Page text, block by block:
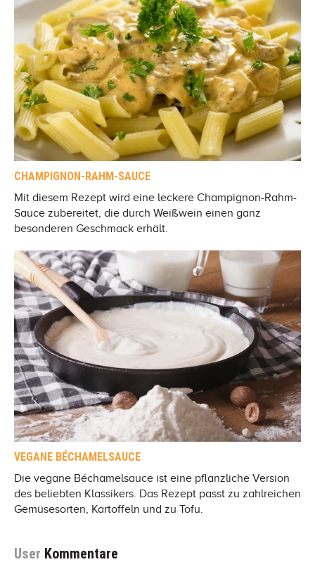
CHAMPIGNON-RAHM-SAUCE
Mit diesem Rezept wird eine leckere Champignon-Rahm-
Sauce zubereitet, die durch Weißwein einen ganz
besonderen Geschmack erhält.
VEGANE BÉCHAMELSAUCE
Die vegane Béchamelsauce ist eine pflanzliche Version
des beliebten Klassikers. Das Rezept passt zu zahlreichen
Gemüsesorten, Kartoffeln und zu Tofu.
User Kommentare